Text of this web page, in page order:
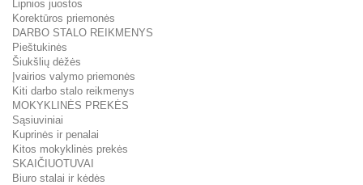
Lipnios juostos
Korektūros priemonės
DARBO STALO REIKMENYS
Pieštukinės
Šiukšlių dėžės
Įvairios valymo priemonės
Kiti darbo stalo reikmenys
MOKYKLINĖS PREKĖS
Sąsiuviniai
Kuprinės ir penalai
Kitos mokyklinės prekės
SKAIČIUOTUVAI
Biuro stalai ir kėdės